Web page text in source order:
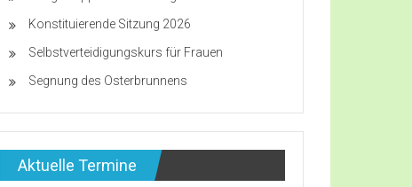
Konstituierende Sitzung 2026
Selbstverteidigungskurs für Frauen
Segnung des Osterbrunnens
Aktuelle Termine